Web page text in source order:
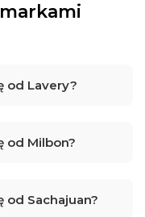
od Lavery?
od Milbon?
od Sachajuan?